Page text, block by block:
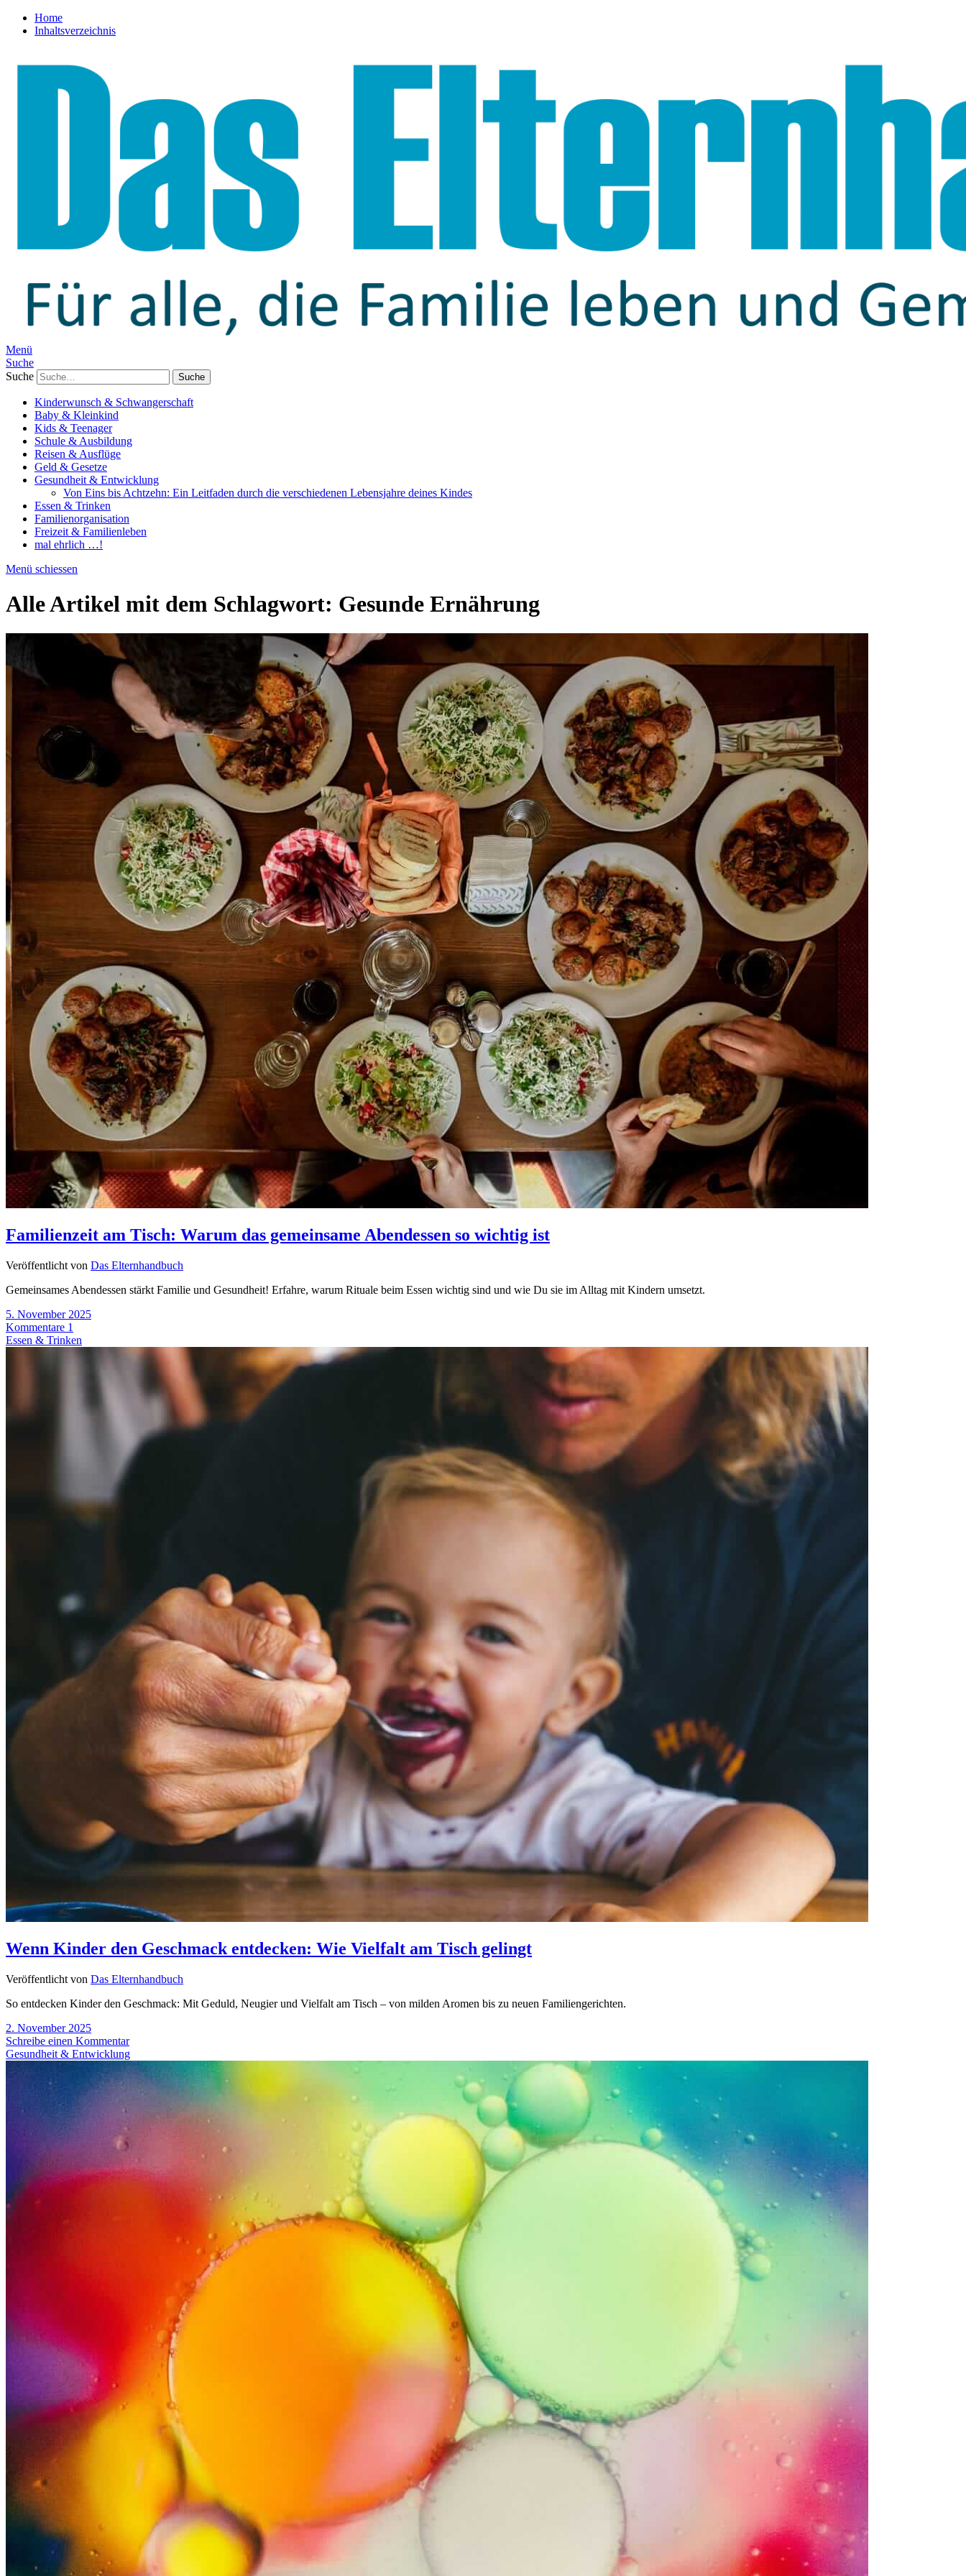
Home
Inhaltsverzeichnis
Menü
Suche
Suche
Kinderwunsch & Schwangerschaft
Baby & Kleinkind
Kids & Teenager
Schule & Ausbildung
Reisen & Ausflüge
Geld & Gesetze
Gesundheit & Entwicklung
Von Eins bis Achtzehn: Ein Leitfaden durch die verschiedenen Lebensjahre deines Kindes
Essen & Trinken
Familienorganisation
Freizeit & Familienleben
mal ehrlich …!
Menü schiessen
Alle Artikel mit dem Schlagwort: Gesunde Ernährung
Familienzeit am Tisch: Warum das gemeinsame Abendessen so wichtig ist
Veröffentlicht von Das Elternhandbuch
Gemeinsames Abendessen stärkt Familie und Gesundheit! Erfahre, warum Rituale beim Essen wichtig sind und wie Du sie im Alltag mit Kindern umsetzt.
5. November 2025
Kommentare 1
Essen & Trinken
Wenn Kinder den Geschmack entdecken: Wie Vielfalt am Tisch gelingt
Veröffentlicht von Das Elternhandbuch
So entdecken Kinder den Geschmack: Mit Geduld, Neugier und Vielfalt am Tisch – von milden Aromen bis zu neuen Familiengerichten.
2. November 2025
Schreibe einen Kommentar
Gesundheit & Entwicklung